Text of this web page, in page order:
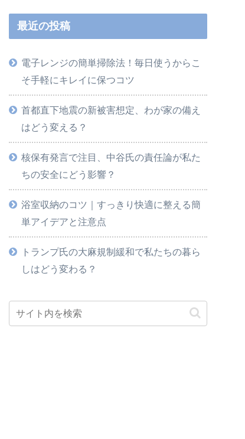
最近の投稿
電子レンジの簡単掃除法！毎日使うからこ
そ手軽にキレイに保つコツ
首都直下地震の新被害想定、わが家の備え
はどう変える？
核保有発言で注目、中谷氏の責任論が私た
ちの安全にどう影響？
浴室収納のコツ｜すっきり快適に整える簡
単アイデアと注意点
トランプ氏の大麻規制緩和で私たちの暮ら
しはどう変わる？